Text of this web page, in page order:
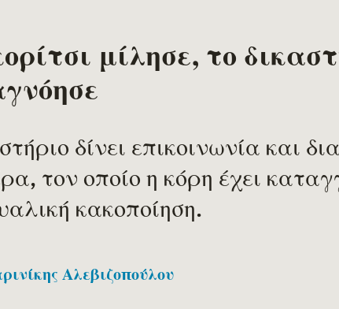
μίλησε, το
δίνει επικοινωνία και
τον οποίο η κόρη έχει
κακοποίηση.
Αλεβιζοπούλου